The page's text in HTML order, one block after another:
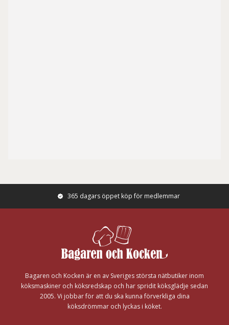
365 dagars öppet köp för medlemmar
Bagaren och Kocken är en av Sveriges största nätbutiker inom
köksmaskiner och köksredskap och har spridit köksglädje sedan
2005. Vi jobbar för att du ska kunna förverkliga dina
köksdrömmar och lyckas i köket.